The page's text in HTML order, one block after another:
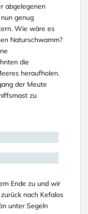
abgelegenen
genug
Wie wäre es
Naturschwamm?
die
heraufholen.
der Meute
zu
Ende zu und wir
nach Kefalos
unter Segeln